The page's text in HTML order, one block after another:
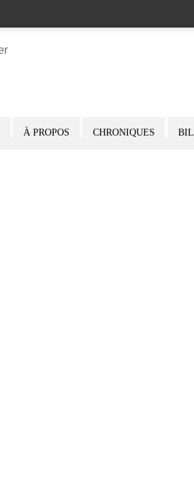
À PROPOS CHRONIQUES